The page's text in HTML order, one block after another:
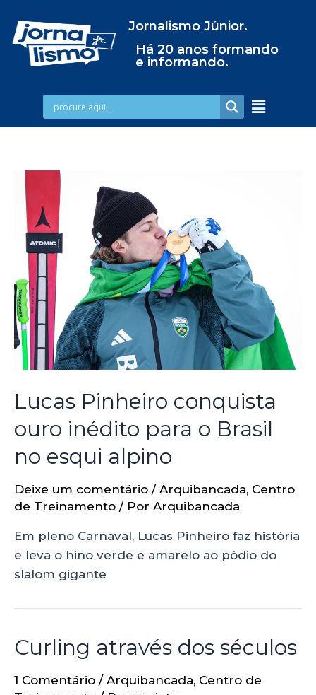
Jornalismo Júnior.
Há 20 anos formando
e informando.
Lucas Pinheiro conquista
ouro inédito para o Brasil
no esqui alpino
Deixe um comentário / Arquibancada, Centro
de Treinamento / Por Arquibancada
Em pleno Carnaval, Lucas Pinheiro faz história
e leva o hino verde e amarelo ao pódio do
slalom gigante
Curling através dos séculos
1 Comentário / Arquibancada, Centro de